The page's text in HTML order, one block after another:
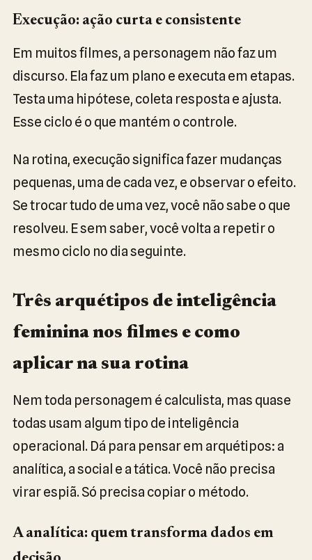
Execução: ação curta e consistente
Em muitos filmes, a personagem não faz um
discurso. Ela faz um plano e executa em etapas.
Testa uma hipótese, coleta resposta e ajusta.
Esse ciclo é o que mantém o controle.
Na rotina, execução significa fazer mudanças
pequenas, uma de cada vez, e observar o efeito.
Se trocar tudo de uma vez, você não sabe o que
resolveu. E sem saber, você volta a repetir o
mesmo ciclo no dia seguinte.
Três arquétipos de inteligência
feminina nos filmes e como
aplicar na sua rotina
Nem toda personagem é calculista, mas quase
todas usam algum tipo de inteligência
operacional. Dá para pensar em arquétipos: a
analítica, a social e a tática. Você não precisa
virar espiã. Só precisa copiar o método.
A analítica: quem transforma dados em